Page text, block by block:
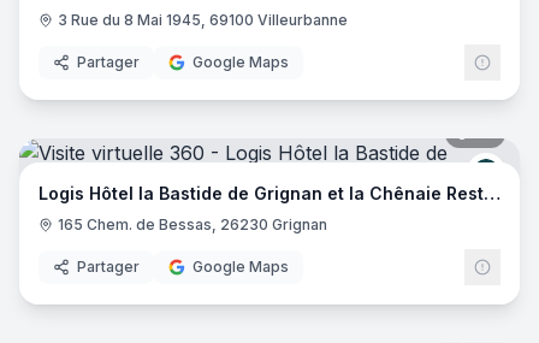
3 Rue du 8 Mai 1945, 69100 Villeurbanne
Partager Google Maps
Logis Hôtel la Bastide de Grignan et la Chênaie Restaurant
165 Chem. de Bessas, 26230 Grignan
Partager Google Maps